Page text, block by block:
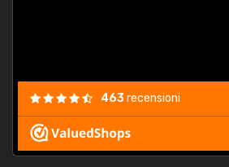
463recensioni